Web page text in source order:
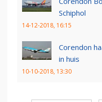
Schiphol
14-12-2018, 16:15
Corendon
in huis
10-10-2018, 13:30